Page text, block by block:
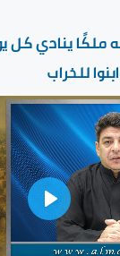
ملكًا ينادي كل
للخراب
Play